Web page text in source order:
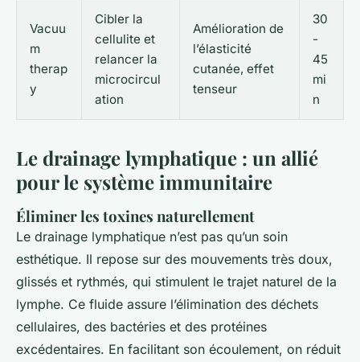
Vacuu
m
therap
y
Cibler la
cellulite et
relancer la
microcircul
ation
Amélioration de
l’élasticité
cutanée, effet
tenseur
30
-
45
mi
n
Le drainage lymphatique : un allié
pour le système immunitaire
Éliminer les toxines naturellement
Le drainage lymphatique n’est pas qu’un soin
esthétique. Il repose sur des mouvements très doux,
glissés et rythmés, qui stimulent le trajet naturel de la
lymphe. Ce fluide assure l’élimination des déchets
cellulaires, des bactéries et des protéines
excédentaires. En facilitant son écoulement, on réduit